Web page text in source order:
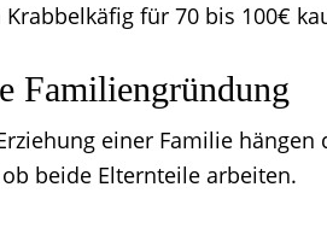
für 70 bis 100€
Familiengründung
einer Familie
beide Elternteile arbeiten.